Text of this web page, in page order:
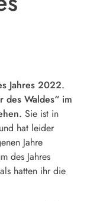
Jahres 2022.
des Waldes“ im
Sie ist in
hat leider
Jahre
des Jahres
hatten ihr die